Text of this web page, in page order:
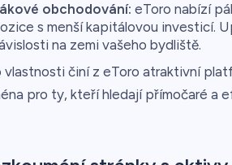
obchodování: eToro nabízí
s menší kapitálovou investicí.
na zemi vašeho bydliště.
vlastnosti činí z eToro atraktivní
pro ty, kteří hledají přímočaré a